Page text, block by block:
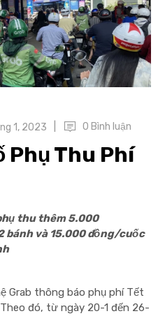
1, 2023 0 Bình luận
Phụ Thu Phí
thu thêm 5.000
bánh và 15.000 đồng/cuốc
Grab thông báo phụ phí Tết
đó, từ ngày 20-1 đến 26-